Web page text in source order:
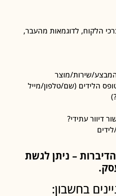
לדוגמאות מהעבר,
מוצר
(שם/טלפון/מייל
12 הדיברות – ניתן לגשת